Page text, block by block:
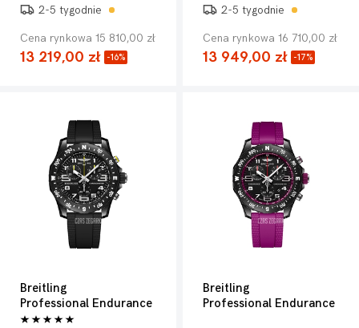
2-5 tygodnie
Cena rynkowa 15 810,00 zł
13 219,00 zł -16%
2-5 tygodnie
Cena rynkowa 16 710,00 zł
13 949,00 zł -17%
Breitling
Professional Endurance
Breitling
Professional Endurance